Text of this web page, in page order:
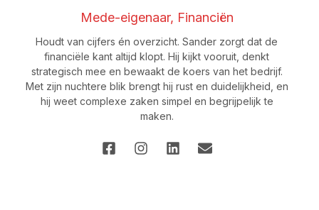
Mede-eigenaar, Financiën
Houdt van cijfers én overzicht. Sander zorgt dat de
financiële kant altijd klopt. Hij kijkt vooruit, denkt
strategisch mee en bewaakt de koers van het bedrijf.
Met zijn nuchtere blik brengt hij rust en duidelijkheid, en
hij weet complexe zaken simpel en begrijpelijk te
maken.